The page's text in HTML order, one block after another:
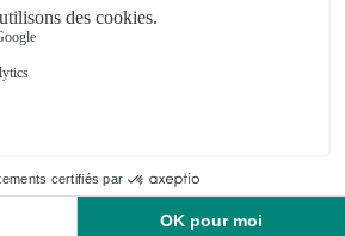
Happy Birthday Surprise Bouquet Arrangement of Cut Flowers
45€